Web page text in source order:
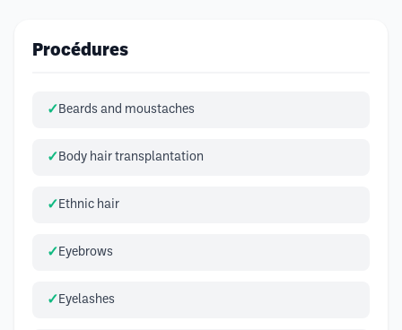
Procédures
Beards and moustaches
Body hair transplantation
Ethnic hair
Eyebrows
Eyelashes